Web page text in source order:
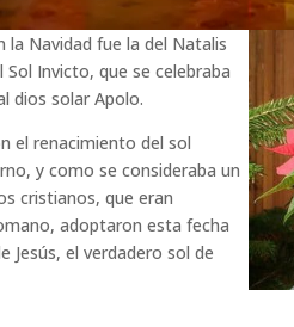
Navidad fue la del Natalis
Invicto, que se celebraba
dios solar Apolo.
el renacimiento del sol
y como se consideraba un
cristianos, que eran
adoptaron esta fecha
Jesús, el verdadero sol de